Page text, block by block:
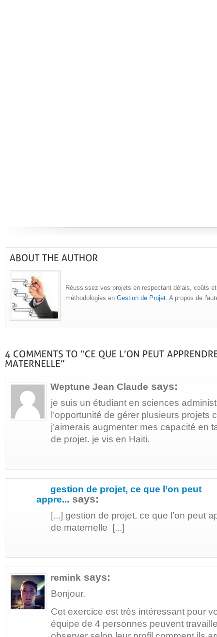
Réussissez vos projets en respectant délais, coûts
méthodologies en Gestion de Projet. A propos de
Weptune Jean Claude says:
je suis un étudiant en sciences
l’opportunité de gérer plusieurs projets
j’aimerais augmenter mes capacité en
de projet. je vis en Haiti.
gestion de projet, ce que l’on peut
appre... says:
[...] gestion de projet, ce que l’on peut
de maternelle [...]
remink says:
Bonjour,
Cet exercice est très intéressant pour
équipe de 4 personnes peuvent